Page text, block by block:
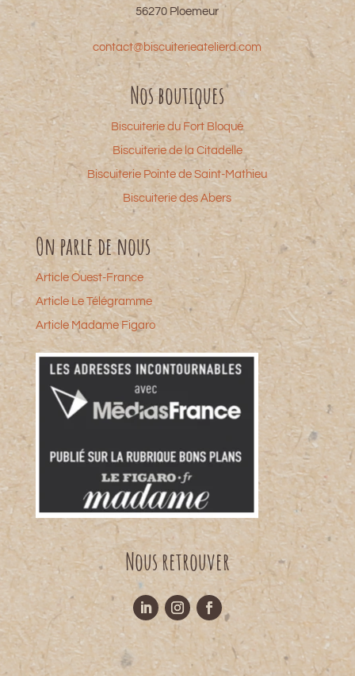
56270 Ploemeur
contact@biscuiterieatelierd.com
Nos boutiques
Biscuiterie du Fort Bloqué
Biscuiterie de la Citadelle
Biscuiterie Pointe de Saint-Mathieu
Biscuiterie des Abers
On parle de nous
Article Ouest-France
Article Le Télégramme
Article Madame Figaro
Nous retrouver